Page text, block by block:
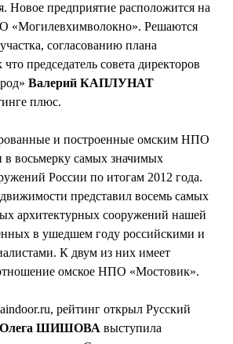
Новое предприятие расположится на
«Могилевхимволокно». Решаются
согласованию плана
что председатель совета директоров
Валерий КАПЛУНАТ
плюс.
и построенные омским НПО
восьмерку самых значимых
России по итогам 2012 года.
представил восемь самых
архитектурных сооружений нашей
в ушедшем году российскими и
К двум из них имеет
омское НПО «Мостовик».
рейтинг открыл Русский
Олега ШИШОВА выступила